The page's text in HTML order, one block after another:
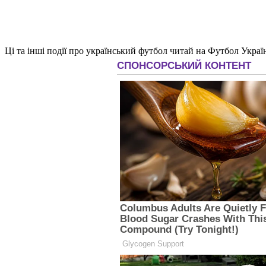
Ці та інші події про український футбол читай на Футбол